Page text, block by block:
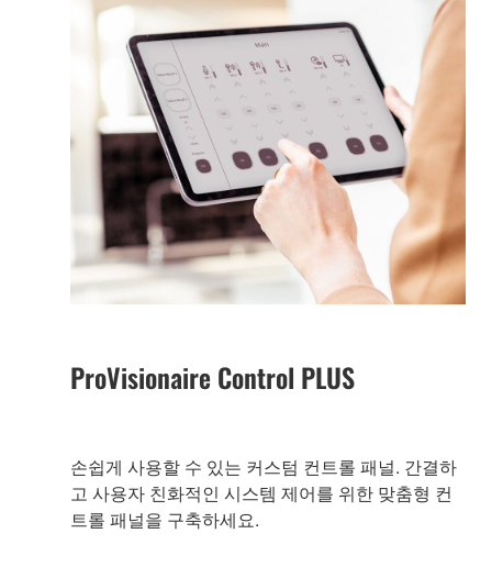
ProVisionaire Control PLUS
손쉽게 사용할 수 있는 커스텀 컨트롤 패널. 간결하
고 사용자 친화적인 시스템 제어를 위한 맞춤형 컨
트롤 패널을 구축하세요.